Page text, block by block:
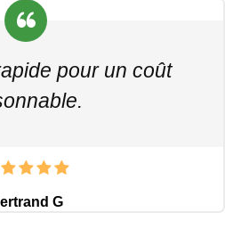
pour un coût
G